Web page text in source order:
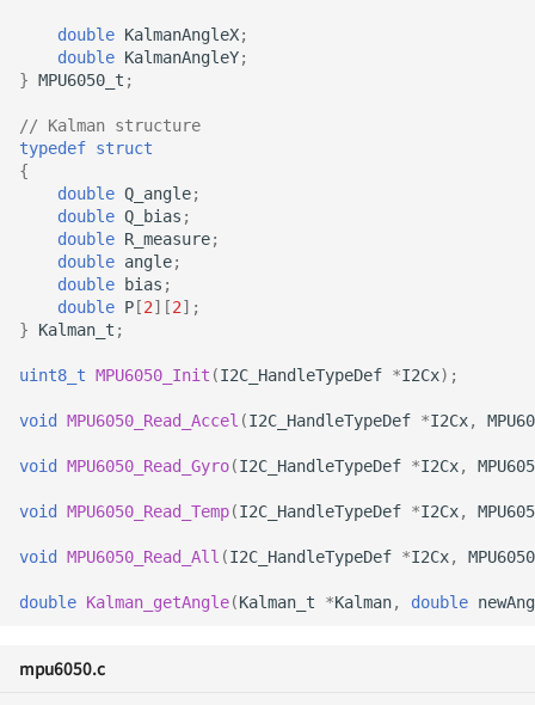
double KalmanAngleX;
double KalmanAngleY;
} MPU6050_t ;
// Kalman structure
typedef struct
{
double Q_angle;
double Q_bias ;
double R_measure;
double angle;
double bias ;
double P[2][2];
}
Kalman_t ;
uint8_t MPU6050_Init (I2C_HandleTypeDef *I2Cx);
void MPU6050_Read_Accel (I2C_HandleTypeDef *I2Cx,
void MPU6050_Read_Gyro(I2C_HandleTypeDef *I2Cx,
void MPU6050_Read_Temp(I2C_HandleTypeDef *I2Cx,
void MPU6050_Read_All (I2C_HandleTypeDef *I2Cx,
double Kalman_getAngle(Kalman_t *Kalman, double
mpu6050.c